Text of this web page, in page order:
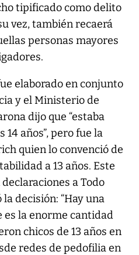
tipificado como delito
vez, también recaerá
personas mayores
elaborado en conjunto
y el Ministerio de
dijo que “estaba
años”, pero fue la
quien lo convenció de
a 13 años. Este
a Todo
decisión: “Hay una
la enorme cantidad
chicos de 13 años en
redes de pedofilia en